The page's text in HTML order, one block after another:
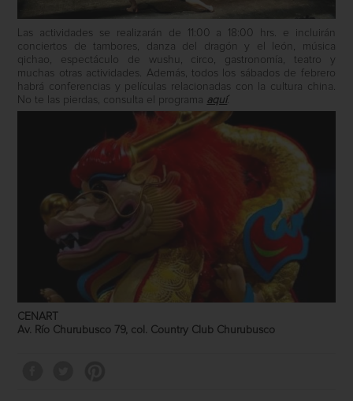
Las actividades se realizarán de 11:00 a 18:00 hrs. e incluirán
conciertos de tambores, danza del dragón y el león, música
qichao, espectáculo de wushu, circo, gastronomía, teatro y
muchas otras actividades. Además, todos los sábados de febrero
habrá conferencias y películas relacionadas con la cultura china.
No te las pierdas, consulta el programa aquí.
CENART
Av. Río Churubusco 79, col. Country Club Churubusco